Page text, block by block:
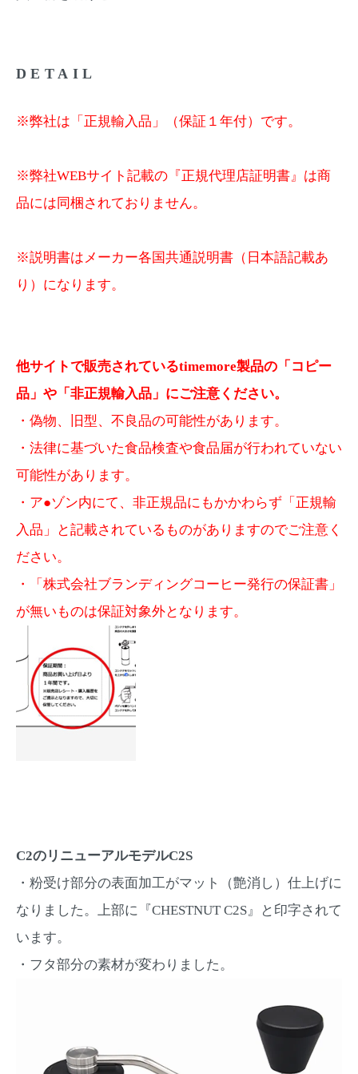
DETAIL
※弊社は「正規輸入品」（保証１年付）です。
※弊社WEBサイト記載の『正規代理店証明書』は商
品には同梱されておりません。
※説明書はメーカー各国共通説明書（日本語記載あ
り）になります。
他サイトで販売されているtimemore製品の「コピー
品」や「非正規輸入品」にご注意ください。
・偽物、旧型、不良品の可能性があります。
・法律に基づいた食品検査や食品届が行われていない
可能性があります。
・ア●ゾン内にて、非正規品にもかかわらず「正規輸
入品」と記載されているものがありますのでご注意く
ださい。
・「株式会社ブランディングコーヒー発行の保証書」
が無いものは保証対象外となります。
C2のリニューアルモデルC2S
・粉受け部分の表面加工がマット（艶消し）仕上げに
なりました。上部に『CHESTNUT C2S』と印字されて
います。
・フタ部分の素材が変わりました。